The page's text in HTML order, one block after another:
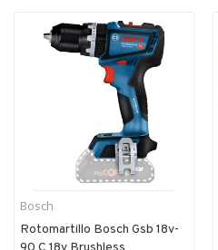
Bosch
Rotomartillo Bosch Gsb 18v-